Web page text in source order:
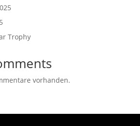
Trophy
vorhanden.